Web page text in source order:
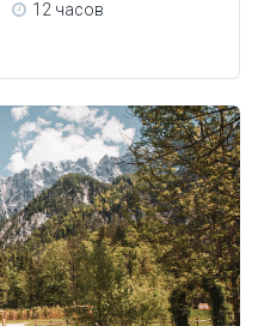
12 часов